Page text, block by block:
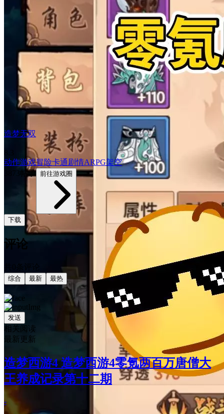
造梦无双
8.3
动作游戏冒险卡通剧情ARPG架空
3873帖子 前往游戏圈
下载
评论
共0条评论
综合 最新 最热
发送
相关阅读
最新更新
造梦西游4 造梦西游4零氪两百万唐僧大
王养成记录第十二期
-